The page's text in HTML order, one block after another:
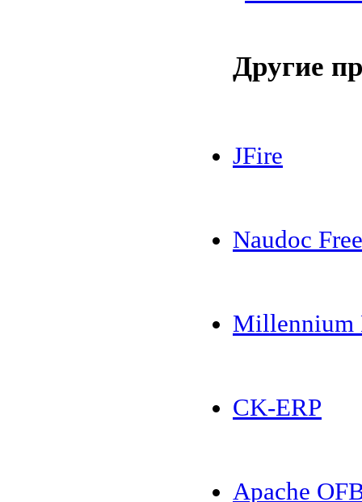
Другие
JFire
Naudoc Free
Millennium
CK-ERP
Apache